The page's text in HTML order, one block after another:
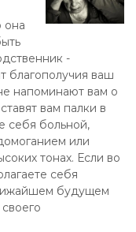
она
-
благополучия ваш
напоминают вам о
вам палки в
себя больной,
или
тонах. Если во
себя
будущем